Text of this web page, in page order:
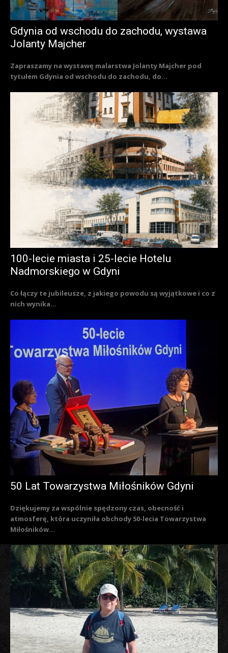
Gdynia od wschodu do zachodu, wystawa
Jolanty Majcher
Zapraszamy na wystawę malarstwa Jolanty Majcher pod
tytułem Gdynia od wschodu do zachodu, do...
100-lecie miasta i 25-lecie Hotelu
Nadmorskiego w Gdyni
Co łączy te jubileusze, z jakiego powodu są wyjątkowe i co z
nich wynika...
50 Lat Towarzystwa Miłośników Gdyni
Dziękujemy za wspólnie spędzony czas, obecność i
atmosferę, która uczyniła obchody 50-lecia Towarzystwa
Miłośników...